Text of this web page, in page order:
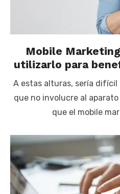
Mobile
utilizarlo para
A estas alturas, sería
que no involucre al
que el mobile